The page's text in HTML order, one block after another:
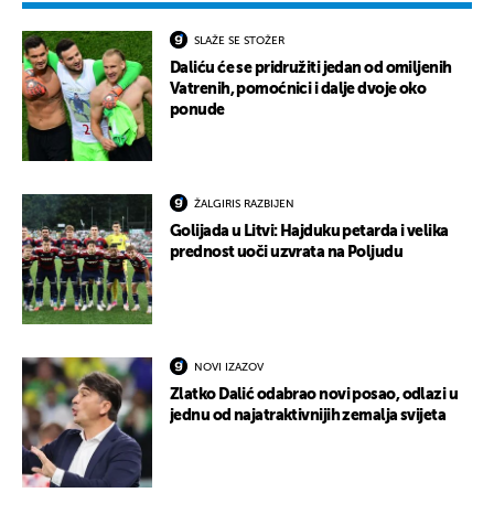
SLAŽE SE STOŽER
Daliću će se pridružiti jedan od omiljenih
Vatrenih, pomoćnici i dalje dvoje oko
ponude
ŽALGIRIS RAZBIJEN
Golijada u Litvi: Hajduku petarda i velika
prednost uoči uzvrata na Poljudu
NOVI IZAZOV
Zlatko Dalić odabrao novi posao, odlazi u
jednu od najatraktivnijih zemalja svijeta